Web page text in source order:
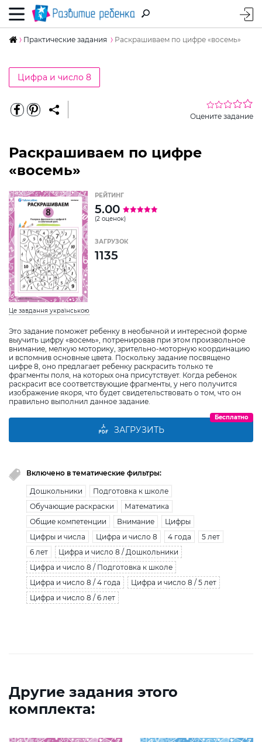
Практические задания Раскрашиваем по цифре «восемь»
Цифра и число 8
Оцените задание
Раскрашиваем по цифре
«восемь»
Це завдання українською
Это задание поможет ребенку в необычной и интересной форме
выучить цифру «восемь», потренировав при этом произвольное
внимание, мелкую моторику, зрительно-моторную координацию
и вспомнив основные цвета. Поскольку задание посвящено
цифре 8, оно предлагает ребенку раскрасить только те
фрагменты поля, на которых она присутствует. Когда ребенок
раскрасит все соответствующие фрагменты, у него получится
изображение якоря, что будет свидетельствовать о том, что он
правильно выполнил данное задание.
РЕЙТИНГ
5.00
(2 оценок)
ЗАГРУЗОК
1135
ЗАГРУЗИТЬ
Бесплатно
Включено в тематические фильтры:
Дошкольники
Подготовка к школе
Обучающие раскраски
Математика
Общие компетенции
Внимание
Цифры
Цифры и числа
Цифра и число 8 4 года
5 лет
6 лет
Цифра и число 8 / Дошкольники
Цифра и число 8 / Подготовка к школе
Цифра и число 8 / 4 года
Цифра и число 8 / 5 лет
Цифра и число 8 / 6 лет
Другие задания этого
комплекта: